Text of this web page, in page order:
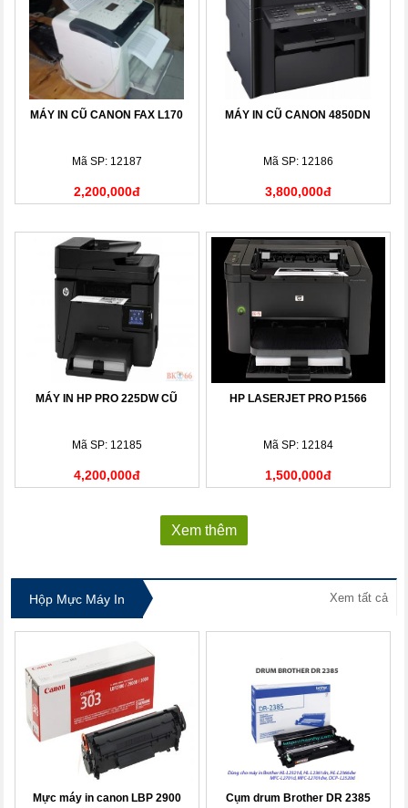
MÁY IN CŨ CANON FAX L170
Mã SP: 12187
2,200,000đ
MÁY IN CŨ CANON 4850DN
Mã SP: 12186
3,800,000đ
MÁY IN HP PRO 225DW CŨ
Mã SP: 12185
4,200,000đ
HP LASERJET PRO P1566
Mã SP: 12184
1,500,000đ
Xem thêm
Hộp Mực Máy In Xem tất cả
Mực máy in canon LBP 2900
Cụm drum Brother DR 2385